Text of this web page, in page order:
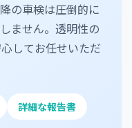
の車検は圧倒的に
ません。透明性の
してお任せいただ
詳細な報告書